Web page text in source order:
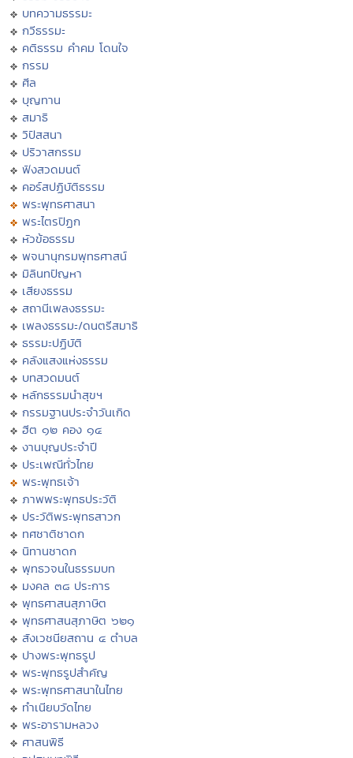
บทความธรรมะ
กวีธรรมะ
คติธรรม คำคม โดนใจ
กรรม
ศีล
บุญทาน
สมาธิ
วิปัสสนา
ปริวาสกรรม
ฟังสวดมนต์
คอร์สปฏิบัติธรรม
พระพุทธศาสนา
พระไตรปิฏก
หัวข้อธรรม
พจนานุกรมพุทธศาสน์
มิลินทปัญหา
เสียงธรรม
สถานีเพลงธรรมะ
เพลงธรรมะ/ดนตรีสมาธิ
ธรรมะปฏิบัติ
คลังแสงแห่งธรรม
บทสวดมนต์
หลักธรรมนำสุขฯ
กรรมฐานประจำวันเกิด
ฮีต ๑๒ คอง ๑๔
งานบุญประจำปี
ประเพณีทั่วไทย
พระพุทธเจ้า
ภาพพระพุทธประวัติ
ประวัติพระพุทธสาวก
ทศชาติชาดก
นิทานชาดก
พุทธวจนในธรรมบท
มงคล ๓๘ ประการ
พุทธศาสนสุภาษิต
พุทธศาสนสุภาษิต ๖๒๑
สังเวชนียสถาน ๔ ตำบล
ปางพระพุทธรูป
พระพุทธรูปสำคัญ
พระพุทธศาสนาในไทย
ทำเนียบวัดไทย
พระอารามหลวง
ศาสนพิธี